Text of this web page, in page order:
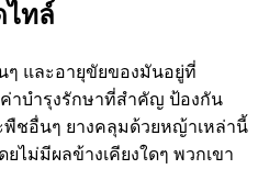
ไทล์
ๆ และอายุขัยของมันอยู่ที่
าบำรุงรักษาที่สำคัญ ป้องกัน
พืชอื่นๆ ยางคลุมด้วยหญ้าเหล่านี้
ไม่มีผลข้างเคียงใดๆ พวกเขา